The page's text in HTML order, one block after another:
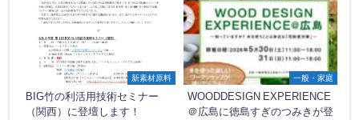
新素材原料
BIG竹の利活用技術セミナー
（関西）に登壇します！
一般・家庭
WOODDESIGN EXPERIENCE
＠広島に徳島すぎのつみきが登